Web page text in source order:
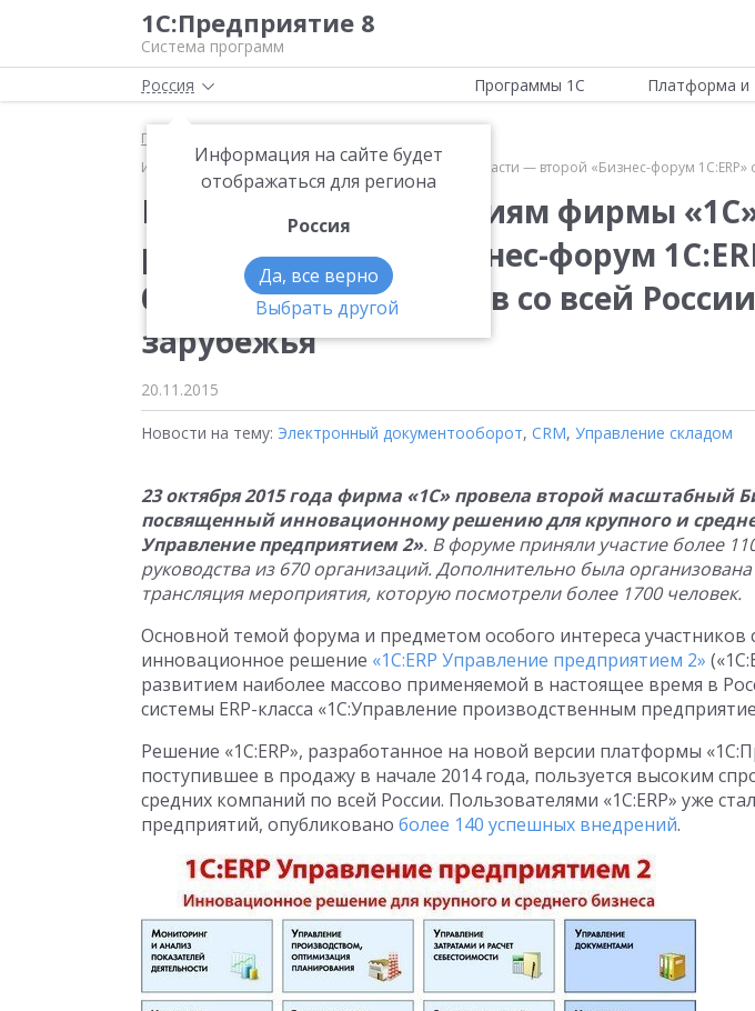
1С:Предприятие 8
Система программ
Россия
Информация на сайте будет
отображаться для региона
Россия
Да, все верно
Выбрать другой
Программы 1С Платформа и
Главная
Интерес к ERP-решениям фирмы «1С» продолжает расти — второй «Бизнес-форум
Интерес к ERP-решениям фирмы
расти — второй «Бизнес-форум
более 1100 участников со всей
зарубежья
20.11.2015
Новости на тему: Электронный документооборот, CRM, Управление складом
23 октября 2015 года фирма «1С» провела второй масштабный
посвященный инновационному решению для крупного и
Управление предприятием 2». В форуме приняли участие более
руководства из 670 организаций. Дополнительно была
трансляция мероприятия, которую посмотрели более 1700 человек.
Основной темой форума и предметом особого интереса участников
инновационное решение «1С:ERP Управление предприятием 2»
развитием наиболее массово применяемой в настоящее время в
системы ERP-класса «1С:Управление производственным
Решение «1С:ERP», разработанное на новой версии платформы
поступившее в продажу в начале 2014 года, пользуется высоким
средних компаний по всей России. Пользователями «1C:ERP» уже
предприятий, опубликовано более 140 успешных внедрений.